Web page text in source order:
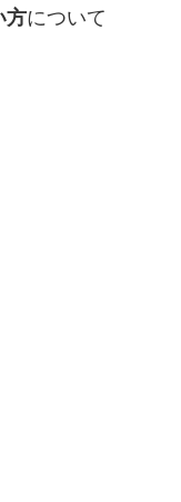
方について